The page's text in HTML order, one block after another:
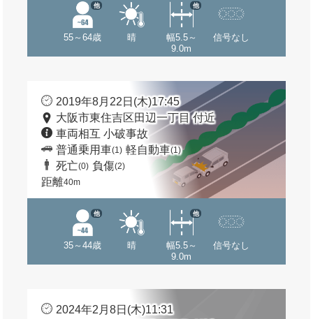
55～64歳
他
晴
幅5.5～
9.0m
他
信号なし
2019年8月22日(木)17:45
大阪市東住吉区田辺一丁目 付近
車両相互 小破事故
普通乗用車(1) 軽自動車(1)
死亡(0) 負傷(2)
距離40m
35～44歳
他
晴
幅5.5～
9.0m
他
信号なし
2024年2月8日(木)11:31